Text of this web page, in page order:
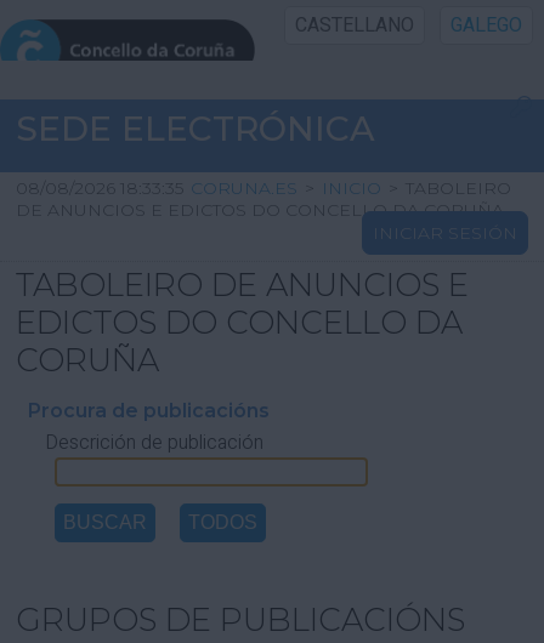
CASTELLANO GALEGO
INICIO SEDE
INICIO
INFORMACIÓN PÚBLICA
CARTAFOL CIDADÁN
AXUDA
SEDE ELECTRÓNICA
08/08/2026 18:33:35 CORUNA.ES > INICIO > TABOLEIRO
DE ANUNCIOS E EDICTOS DO CONCELLO DA CORUÑA
INICIAR SESIÓN
TABOLEIRO DE ANUNCIOS E
EDICTOS DO CONCELLO DA
CORUÑA
Procura de publicacións
Descrición de publicación
GRUPOS DE PUBLICACIÓNS